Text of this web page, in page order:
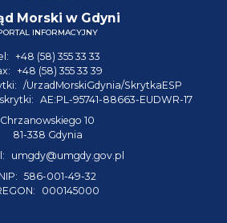
Morski w Gdyni
INFORMACYJNY
+48 (58) 355 33 33
+48 (58) 355 33 39
/UrzadMorskiGdynia/SkrytkaESP
AE:PL-95741-88663-EUDWR-17
Chrzanowskiego 10
81-338 Gdynia
umgdy@umgdy.gov.pl
NIP: 586-001-49-32
000145000